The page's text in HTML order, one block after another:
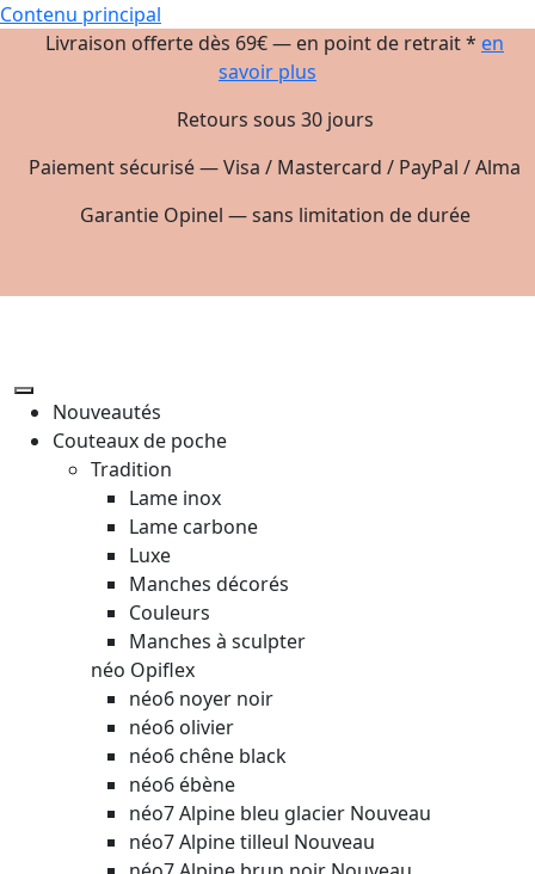
Contenu principal
Livraison offerte dès 69€ — en point de retrait * en
savoir plus
Retours sous 30 jours
Paiement sécurisé — Visa / Mastercard / PayPal / Alma
Garantie Opinel — sans limitation de durée
Nouveautés
Couteaux de poche
Tradition
Lame inox
Lame carbone
Luxe
Manches décorés
Couleurs
Manches à sculpter
néo Opiflex
néo6 noyer noir
néo6 olivier
néo6 chêne black
néo6 ébène
néo7 Alpine bleu glacier Nouveau
néo7 Alpine tilleul Nouveau